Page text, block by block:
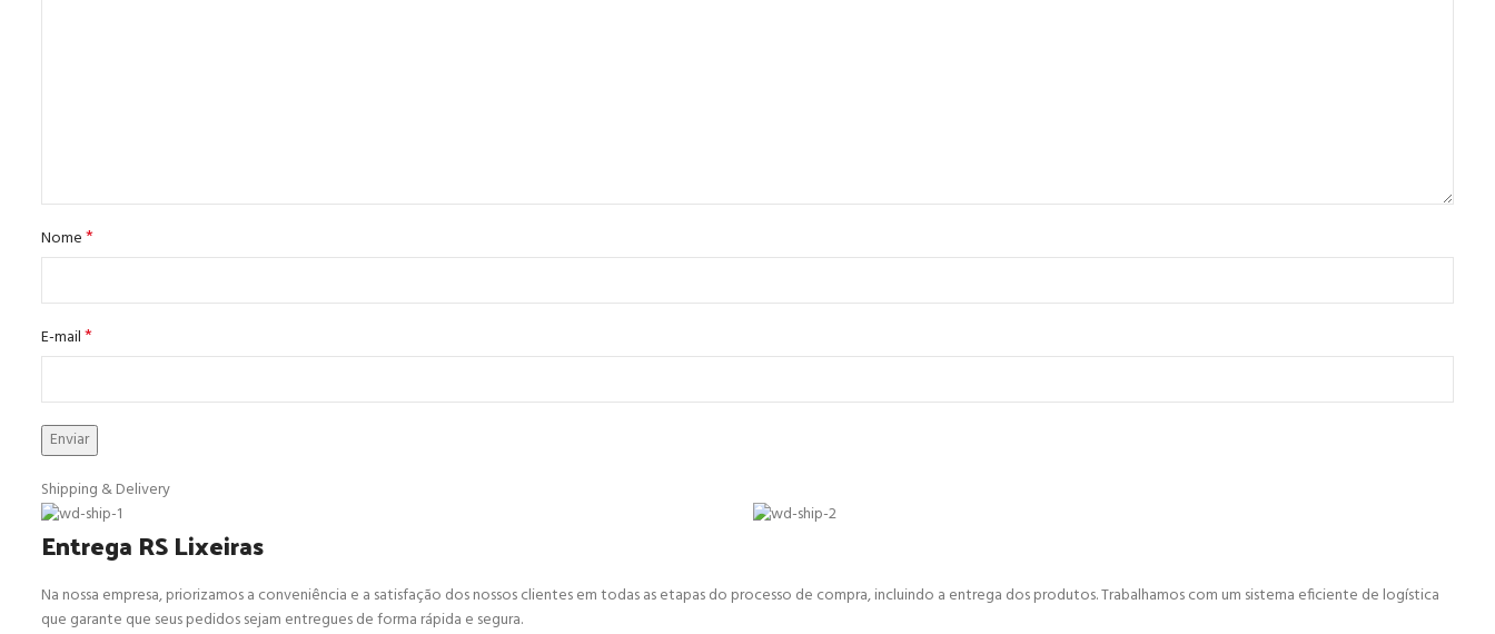
Nome*
E-mail*
Shipping & Delivery
Entrega RS Lixeiras
Na nossa empresa, priorizamos a conveniência e a satisfação dos nossos clientes em todas as etapas do processo de compra, incluindo a entrega dos produtos. Trabalhamos com um sistema eficiente de logística
que garante que seus pedidos sejam entregues de forma rápida e segura.